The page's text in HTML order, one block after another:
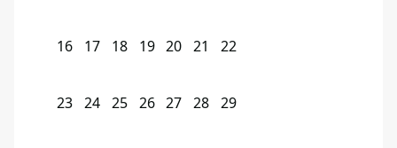
16 17 18 19 20 21 22
23 24 25 26 27 28 29